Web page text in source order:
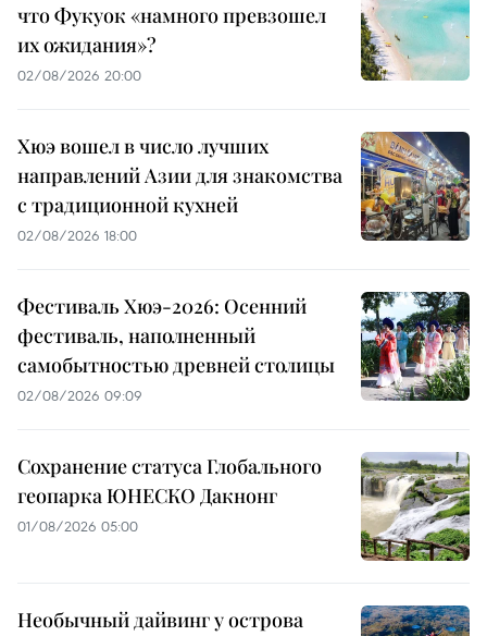
что Фукуок «намного превзошел
их ожидания»?
02/08/2026 20:00
Хюэ вошел в число лучших
направлений Азии для знакомства
с традиционной кухней
02/08/2026 18:00
Фестиваль Хюэ-2026: Осенний
фестиваль, наполненный
самобытностью древней столицы
02/08/2026 09:09
Сохранение статуса Глобального
геопарка ЮНЕСКО Дакнонг
01/08/2026 05:00
Необычный дайвинг у острова